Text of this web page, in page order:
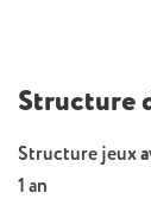
Structure
Structure jeux
1 an